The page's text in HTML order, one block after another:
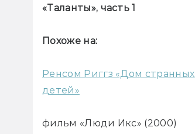
«Таланты», часть 1
Похоже на:
Ренсом Риггз «Дом странных
детей»
фильм «Люди Икс» (2000)